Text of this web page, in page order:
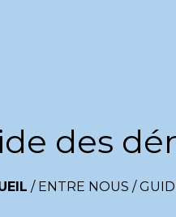
des
/ ENTRE NOUS /